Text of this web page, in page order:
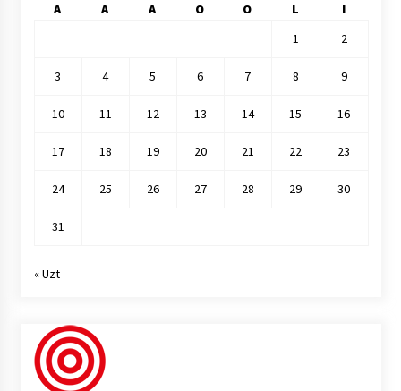
A A A O O L
I
1
2
3 4 5 6 7 8 9
10 11 12 13 14 15 16
17 18 19 20 21 22 23
24 25 26 27 28 29 30
31
« Uzt